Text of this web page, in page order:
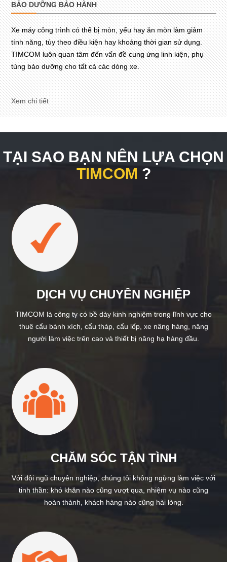
BẢO DƯỠNG BẢO HÀNH
Xe máy công trình có thể bị mòn, yếu hay ăn mòn làm giảm
tính năng, tùy theo điều kiện hay khoảng thời gian sử dụng.
TIMCOM luôn quan tâm đến vấn đề cung ứng linh kiện, phụ
tùng bảo dưỡng cho tất cả các dòng xe.
Xem chi tiết
TẠI SAO BẠN NÊN LỰA CHỌN
TIMCOM ?
DỊCH VỤ CHUYÊN NGHIỆP
TIMCOM là công ty có bề dày kinh nghiệm trong lĩnh vực cho
thuê cẩu bánh xích, cẩu tháp, cẩu lốp, xe nâng hàng, nâng
người làm việc trên cao và thiết bị nâng hạ hàng đầu.
CHĂM SÓC TẬN TÌNH
Với đội ngũ chuyên nghiệp, chúng tôi không ngừng làm việc với
tinh thần: khó khăn nào cũng vượt qua, nhiệm vụ nào cũng
hoàn thành, khách hàng nào cũng hài lòng.